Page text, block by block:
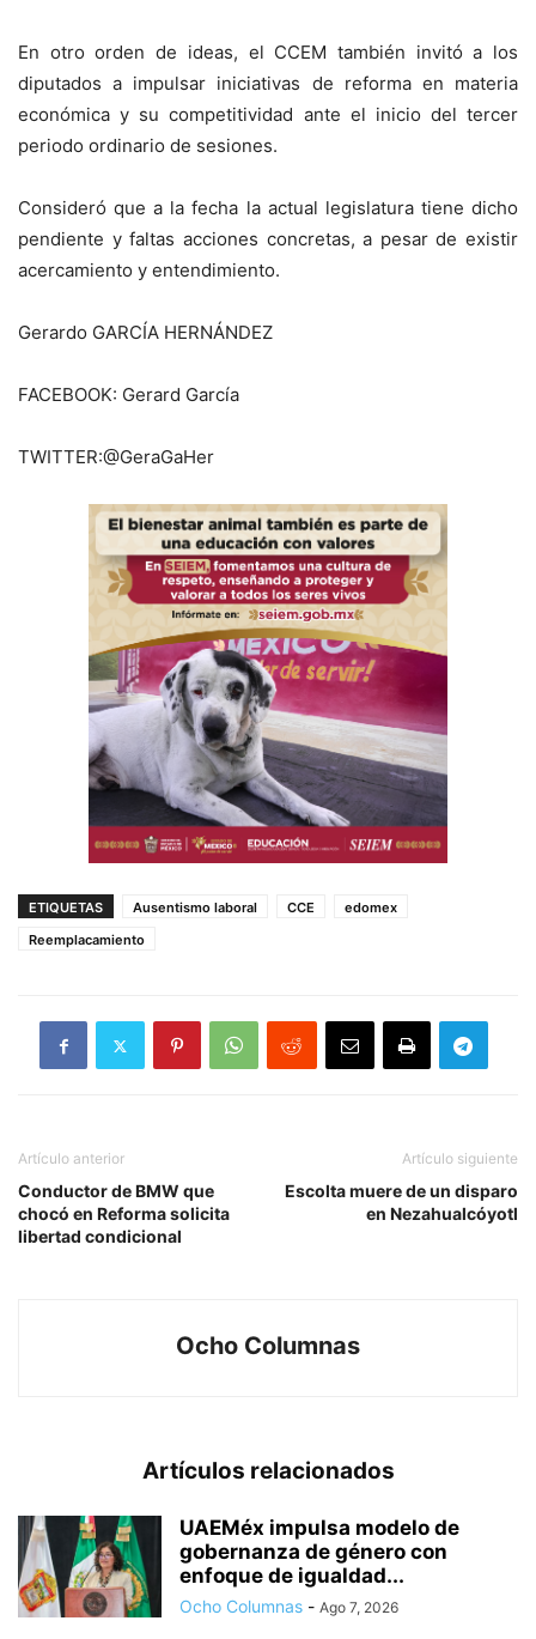
En otro orden de ideas, el CCEM también invitó a los
diputados a impulsar iniciativas de reforma en materia
económica y su competitividad ante el inicio del tercer
periodo ordinario de sesiones.
Consideró que a la fecha la actual legislatura tiene dicho
pendiente y faltas acciones concretas, a pesar de existir
acercamiento y entendimiento.
Gerardo GARCÍA HERNÁNDEZ
FACEBOOK: Gerard García
TWITTER:@GeraGaHer
ETIQUETAS Ausentismo laboral CCE
edomex
Reemplacamiento
Artículo anterior
Conductor de BMW que
chocó en Reforma solicita
libertad condicional
Artículo siguiente
Escolta muere de un disparo
en Nezahualcóyotl
Ocho Columnas
Artículos relacionados
UAEMéx impulsa modelo de
gobernanza de género con
enfoque de igualdad...
Ocho Columnas - Ago 7, 2026